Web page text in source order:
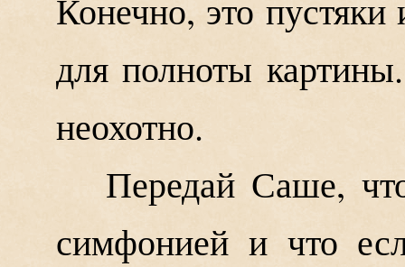
Конечно, это
для полноты
неохотно.
Передай Саше,
симфонией и что